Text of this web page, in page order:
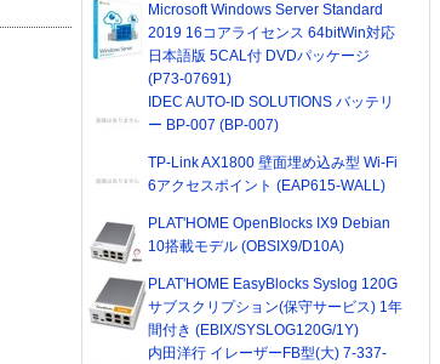
Microsoft Windows Server Standard
2019 16コアライセンス 64bitWin対応
日本語版 5CAL付 DVDパッケージ
(P73-07691)
IDEC AUTO-ID SOLUTIONS バッテリ
ー BP-007 (BP-007)
TP-Link AX1800 壁面埋め込み型 Wi-Fi
6アクセスポイント (EAP615-WALL)
PLAT'HOME OpenBlocks IX9 Debian
10搭載モデル (OBSIX9/D10A)
PLAT'HOME EasyBlocks Syslog 120G
サブスクリプション(保守サービス) 1年
間付き (EBIX/SYSLOG120G/1Y)
内田洋行 イレーザーFB型(大) 7-337-